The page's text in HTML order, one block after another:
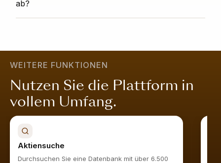
Vorurteilen und Interessenkonflikten sind.
stabil und wird vom Markt geschätzt.Mehr erfahren.
ab?
WEITERE FUNKTIONEN
Nutzen Sie die Plattform in
vollem Umfang.
Aktiensuche
Durchsuchen Sie eine Datenbank mit über 6.500